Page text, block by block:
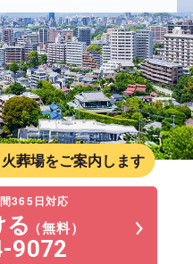
葬場をご案内します
365日対応
（無料）
9072